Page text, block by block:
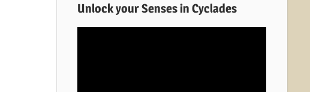
Unlock your Senses in Cyclades